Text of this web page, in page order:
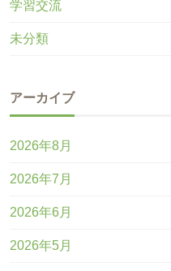
学習交流
未分類
アーカイブ
2026年8月
2026年7月
2026年6月
2026年5月